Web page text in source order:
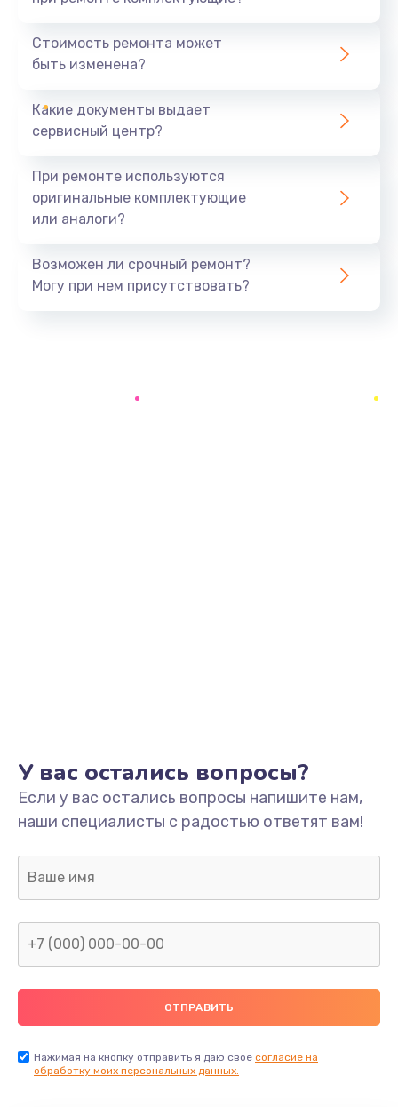
1440 руб.
Ремонт южного моста
Замена батарейки BIOS
Заказать
Замена/Pемонт карбюратора
1300 руб.
Заказать
Ремонт капиллярной трубки
400 руб.
Заказать
Стоимость ремонта может
быть изменена?
Какие документы выдает
сервисный центр?
При ремонте используются
оригинальные комплектующие
или аналоги?
Возможен ли срочный ремонт?
Могу при нем присутствовать?
У вас остались вопросы?
Если у вас остались вопросы напишите нам,
наши специалисты с радостью ответят вам!
Нажимая на кнопку отправить я даю свое согласие на
обработку моих персональных данных.